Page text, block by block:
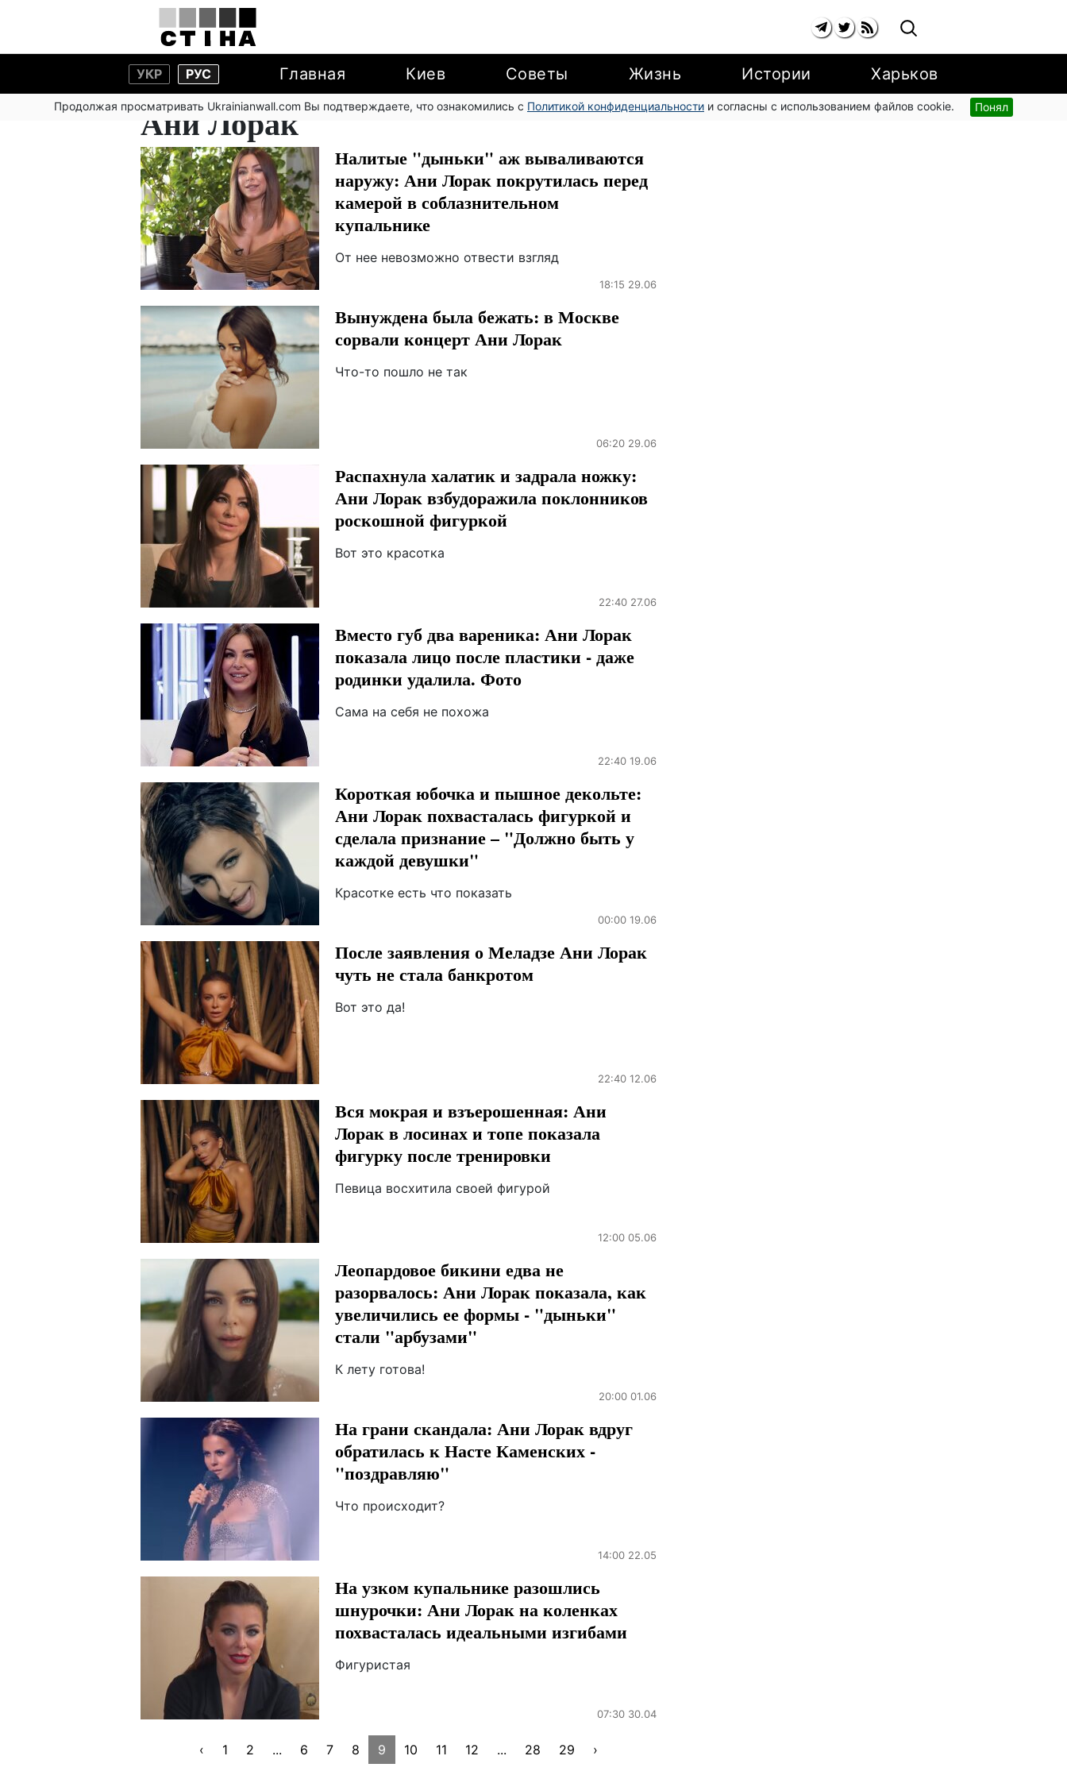
УКР РУС Главная Киев Советы Жизнь Истории Харьков
Продолжая просматривать Ukrainianwall.com Вы подтверждаете, что ознакомились с Политикой конфиденциальности и согласны с использованием файлов cookie. Понял
Ани Лорак
Налитые "дыньки" аж вываливаются
наружу: Ани Лорак покрутилась перед
камерой в соблазнительном
купальнике
От нее невозможно отвести взгляд
18:15 29.06
Вынуждена была бежать: в Москве
сорвали концерт Ани Лорак
Что-то пошло не так
06:20 29.06
Распахнула халатик и задрала ножку:
Ани Лорак взбудоражила поклонников
роскошной фигуркой
Вот это красотка
22:40 27.06
Вместо губ два вареника: Ани Лорак
показала лицо после пластики - даже
родинки удалила. Фото
Сама на себя не похожа
22:40 19.06
Короткая юбочка и пышное декольте:
Ани Лорак похвасталась фигуркой и
сделала признание – "Должно быть у
каждой девушки"
Красотке есть что показать
00:00 19.06
После заявления о Меладзе Ани Лорак
чуть не стала банкротом
Вот это да!
22:40 12.06
Вся мокрая и взъерошенная: Ани
Лорак в лосинах и топе показала
фигурку после тренировки
Певица восхитила своей фигурой
12:00 05.06
Леопардовое бикини едва не
разорвалось: Ани Лорак показала, как
увеличились ее формы - "дыньки"
стали "арбузами"
К лету готова!
20:00 01.06
На грани скандала: Ани Лорак вдруг
обратилась к Насте Каменских -
"поздравляю"
Что происходит?
14:00 22.05
На узком купальнике разошлись
шнурочки: Ани Лорак на коленках
похвасталась идеальными изгибами
Фигуристая
07:30 30.04
‹ 1 2 ... 6 7 8 9 10 11 12 ... 28 29 ›